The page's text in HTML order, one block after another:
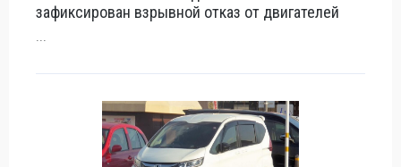
зафиксирован взрывной отказ от двигателей
...